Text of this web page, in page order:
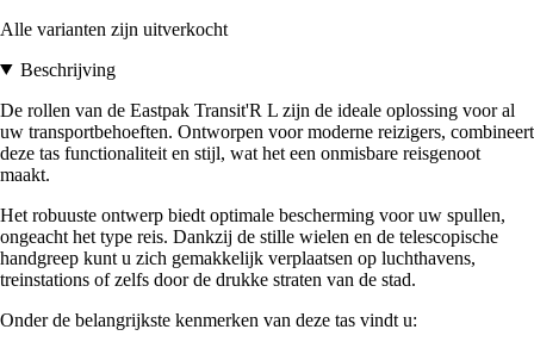
Alle varianten zijn uitverkocht
Beschrijving
De rollen van de Eastpak Transit'R L zijn de ideale oplossing voor al
uw transportbehoeften. Ontworpen voor moderne reizigers, combineert
deze tas functionaliteit en stijl, wat het een onmisbare reisgenoot
maakt.
Het robuuste ontwerp biedt optimale bescherming voor uw spullen,
ongeacht het type reis. Dankzij de stille wielen en de telescopische
handgreep kunt u zich gemakkelijk verplaatsen op luchthavens,
treinstations of zelfs door de drukke straten van de stad.
Onder de belangrijkste kenmerken van deze tas vindt u: